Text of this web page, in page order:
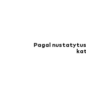
Pagal